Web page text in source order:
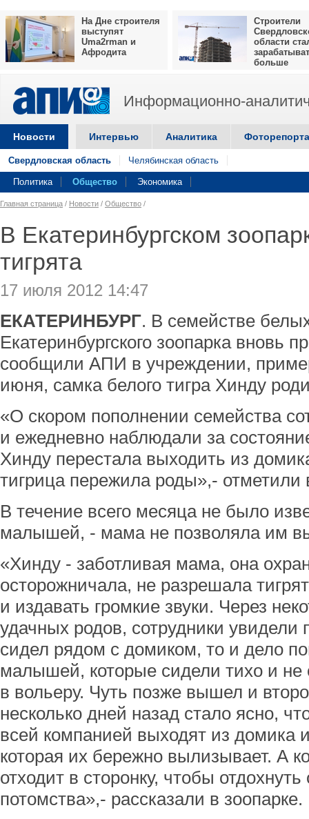
На Дне строителя
выступят
Uma2rman и
Афродита
Строители
области
больше
Информационно-
Новости Интервью Аналитика
Свердловская область Челябинская область
Политика Общество Экономика
Главная страница / Новости / Общество /
В Екатеринбургском
тигрята
17 июля 2012 14:47
ЕКАТЕРИНБУРГ. В семействе
Екатеринбургского зоопарка вновь
сообщили АПИ в учреждении,
июня, самка белого тигра Хинду
«О скором пополнении семейства
и ежедневно наблюдали за
Хинду перестала выходить из
тигрица пережила роды»,- отметили
В течение всего месяца не было
малышей, - мама не позволяла им
«Хинду - заботливая мама, она
осторожничала, не разрешала
и издавать громкие звуки. Через
удачных родов, сотрудники увидели
сидел рядом с домиком, то и дело
малышей, которые сидели тихо и
в вольеру. Чуть позже вышел и
несколько дней назад стало ясно,
всей компанией выходят из домика
которая их бережно вылизывает. А
отходит в сторонку, чтобы отдохнуть
потомства»,- рассказали в зоопарке.